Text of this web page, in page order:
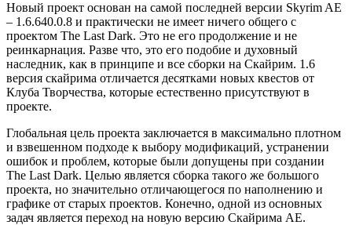
Новый проект основан на самой последней версии Skyrim AE
– 1.6.640.0.8 и практически не имеет ничего общего с
проектом The Last Dark. Это не его продолжение и не
реинкарнация. Разве что, это его подобие и духовный
наследник, как в принципе и все сборки на Скайрим. 1.6
версия скайрима отличается десятками новых квестов от
Клуба Творчества, которые естественно присутствуют в
проекте.
Глобальная цель проекта заключается в максимально плотном
и взвешенном подходе к выбору модификаций, устранении
ошибок и проблем, которые были допущены при создании
The Last Dark. Целью является сборка такого же большого
проекта, но значительно отличающегося по наполнению и
графике от старых проектов. Конечно, одной из основных
задач является переход на новую версию Скайрима AE.